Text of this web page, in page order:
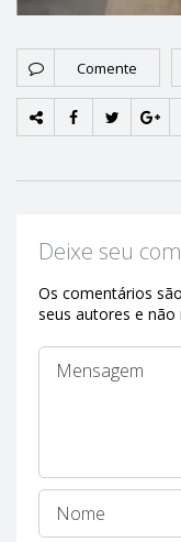
Comente
Deixe seu
Os comentários
seus autores e